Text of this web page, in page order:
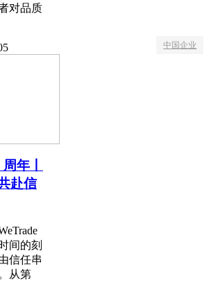
对品质
中国企业
年丨
赴信
间的刻
信任串
从第